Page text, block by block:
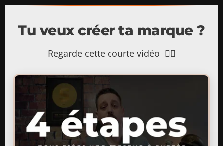
Tu veux créer ta marque ?
Regarde cette courte vidéo 👇🏻